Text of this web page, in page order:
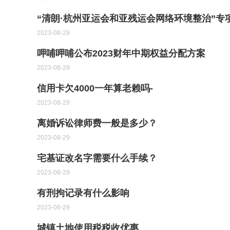
“清朗·杭州亚运会和亚残运会网络环境整治”专
2023-08-29
呷哺呷哺公布2023财年中期权益分配方案
2023-08-29
信用卡欠4000一年算老赖吗-
2023-08-29
离婚诉讼律师费一般是多少？
2023-08-29
宅基证改名字需要什么手续？
2023-08-29
有刑拘记录有什么影响
2023-08-29
城镇土地使用税税收优惠